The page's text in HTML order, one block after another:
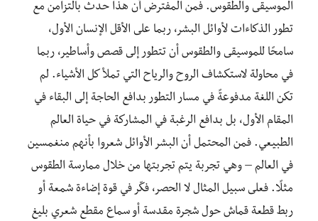
الموسيقى والطقوس. فمن المفترض أن هذا حدث بالتزامن مع
تطور الذكاءات لأوائل البشر، ربما على الأقل الإنسان الأول،
سامحًا للموسيقى والطقوس أن تتطور إلى قصص وأساطير، ربما
في محاولة لاستكشاف الروح والرياح التي تملأ كل الأشياء. لم
تكن اللغة مدفوعةً في مسار التطور بدافع الحاجة إلى البقاء في
المقام الأول، بل بدافع الرغبة في المشاركة في حياة العالم
الطبيعي. فمن المحتمل أن البشر الأوائل شعروا بأنهم منغمسين
في العالم – وهي تجربة يتم تجربتها من خلال ممارسة الطقوس
مثلًا. فعلى سبيل المثال لا الحصر، فكّر في قوة إضاءة شمعة أو
ربط قطعة قماش حول شجرة مقدسة أو سماع مقطع شعري بليغ